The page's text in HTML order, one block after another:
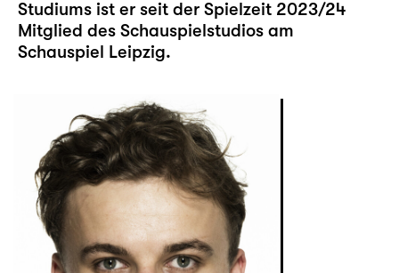
Studiums ist er seit der Spielzeit 2023/24
Mitglied des Schauspielstudios am
Schauspiel Leipzig.